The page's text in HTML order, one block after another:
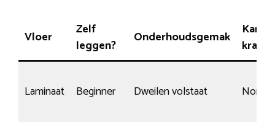
Vloer
Zelf
leggen?
Onderhoudsgemak
Kans
Laminaat Beginner Dweilen volstaat